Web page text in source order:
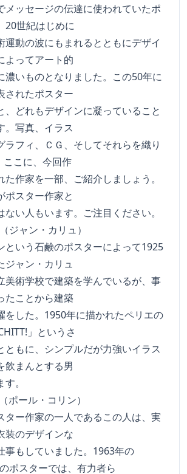
ッセージの伝達に使われていたポ
20世紀はじめに
動の波にもまれるとともにデザイ
よってアート的
いものとなりました。この50年に
されたポスター
どれもデザインに凝っていること
。写真、イラス
フィ、ＣＧ、そしてそれらを織り
こに、今回作
作家を一部、ご紹介しましょう。
ポスター作家と
い人もいます。ご注目ください。
ジャン・カリュ）
いう石鹸のポスターによって1925
ジャン・カリュ
術学校で建築を学んでいるが、事
たことから建築
した。1950年に描かれたペリエの
」というさ
もに、シンプルだが力強いイラス
飲まんとする男
。
ポール・コリン）
ー作家の一人であるこの人は、実
装のデザインな
もしていました。1963年の
ポスターでは、有力者ら